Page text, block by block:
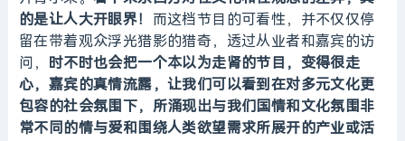
的是让人大开眼界！ 而这档节目的可看性，并不仅仅停
留在带着观众浮光猎影的猎奇，透过从业者和嘉宾的访
问，
时不时也会把一个本以为走肾的节目，变得很走
心，嘉宾的真情流露，让我们可以看到在对多元文化更
包容的社会氛围下，所涌现出与我们国情和文化氛围非
常不同的情与爱和围绕人类欲望需求所展开的产业或活